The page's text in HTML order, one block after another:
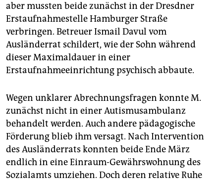
aber mussten beide zunächst in der Dresdner
Erstaufnahmestelle Hamburger Straße
verbringen. Betreuer Ismail Davul vom
Ausländerrat schildert, wie der Sohn während
dieser Maximaldauer in einer
Erstaufnahmeeinrichtung psychisch abbaute.
Wegen unklarer Abrechnungsfragen konnte M.
zunächst nicht in einer Autismusambulanz
behandelt werden. Auch andere pädagogische
Förderung blieb ihm versagt. Nach Intervention
des Ausländerrats konnten beide Ende März
endlich in eine Einraum-Gewährswohnung des
Sozialamts umziehen. Doch deren relative Ruhe